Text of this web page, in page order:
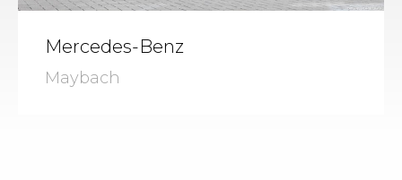
Mercedes-Benz
Maybach